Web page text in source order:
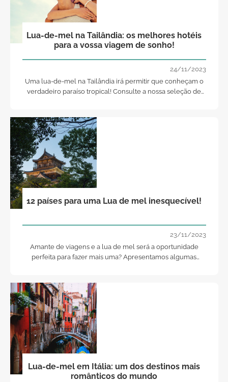
Lua-de-mel na Tailândia: os melhores hotéis
para a vossa viagem de sonho!
24/11/2023
Uma lua-de-mel na Tailândia irá permitir que conheçam o
verdadeiro paraíso tropical! Consulte a nossa seleção de
12 países para uma Lua de mel inesquecível!
23/11/2023
Amante de viagens e a lua de mel será a oportunidade
perfeita para fazer mais uma? Apresentamos algumas
Lua-de-mel em Itália: um dos destinos mais
românticos do mundo